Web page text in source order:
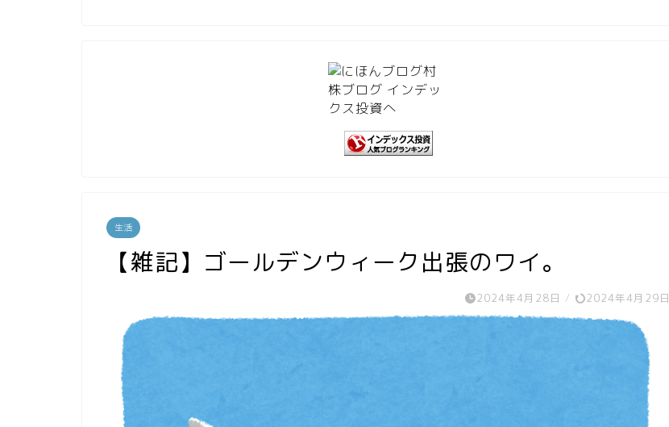
生活
【雑記】ゴールデンウィーク出張のワイ。
2024年4月28日 / 2024年4月29日